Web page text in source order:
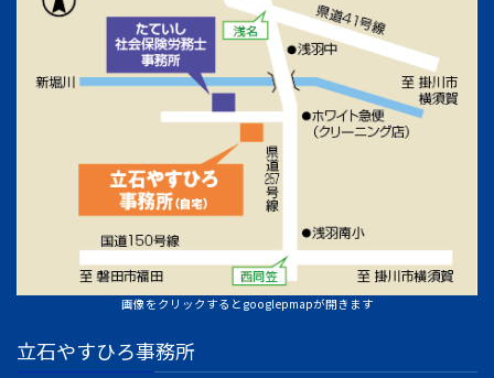
画像をクリックするとgooglepmapが開きます
立石やすひろ事務所